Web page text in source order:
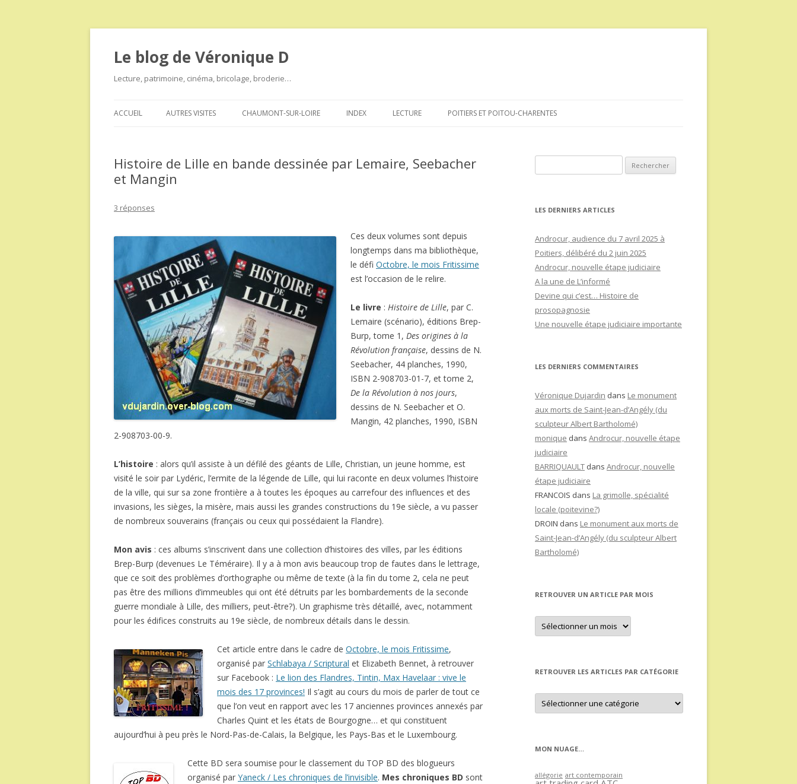
Le blog de Véronique D
Lecture, patrimoine, cinéma, bricolage, broderie…
au
ACCUEIL AUTRES VISITES CHAUMONT-SUR-LOIRE INDEX LECTURE POITIERS ET POITOU-CHARENTES
Histoire de Lille en bande dessinée par Lemaire, Seebacher
et Mangin
3 réponses
Ces deux volumes sont depuis
longtemps dans ma bibliothèque,
le défi Octobre, le mois Fritissime
est l’occasion de le relire.
Le livre : Histoire de Lille, par C.
Lemaire (scénario), éditions Brep-
Burp, tome 1, Des origines à la
Révolution française, dessins de N.
Seebacher, 44 planches, 1990,
ISBN 2-908703-01-7, et tome 2,
De la Révolution à nos jours,
dessins de N. Seebacher et O.
Mangin, 42 planches, 1990, ISBN
2-908703-00-9.
L’histoire : alors qu’il assiste à un défilé des géants de Lille, Christian, un jeune homme, est
visité le soir par Lydéric, l’ermite de la légende de Lille, qui lui raconte en deux volumes l’histoire
de la ville, qui sur sa zone frontière a à toutes les époques au carrefour des influences et des
invasions, les sièges, la misère, mais aussi les grandes constructions du 19e siècle, a vu passer
de nombreux souverains (français ou ceux qui possédaient la Flandre).
Mon avis : ces albums s’inscrivent dans une collection d’histoires des villes, par les éditions
Brep-Burp (devenues Le Téméraire). Il y a à mon avis beaucoup trop de fautes dans le lettrage,
que ce soit des problèmes d’orthographe ou même de texte (à la fin du tome 2, cela ne peut
pas être des millions d’immeubles qui ont été détruits par les bombardements de la seconde
guerre mondiale à Lille, des milliers, peut-être?). Un graphisme très détaillé, avec, notamment
pour les édifices construits au 19e siècle, de nombreux détails dans le dessin.
Cet article entre dans le cadre de Octobre, le mois Fritissime,
organisé par Schlabaya / Scriptural et Elizabeth Bennet, à retrouver
sur Facebook : Le lion des Flandres, Tintin, Max Havelaar : vive le
mois des 17 provinces! Il s’agit au cours du mois de parler de tout ce
que l’on veut en rapport avec les 17 anciennes provinces annexés par
Charles Quint et les états de Bourgogne… et qui constituent
aujourd’hui à peu près le Nord-Pas-de-Calais, la Belgique, les Pays-Bas et le Luxembourg.
Cette BD sera soumise pour le classement du TOP BD des blogueurs
organisé par Yaneck / Les chroniques de l’invisible. Mes chroniques BD sont
LES DERNIERS ARTICLES
Androcur, audience du 7 avril 2025 à
Poitiers, délibéré du 2 juin 2025
Androcur, nouvelle étape judiciaire
A la une de L’informé
Devine qui c’est… Histoire de
prosopagnosie
Une nouvelle étape judiciaire importante
LES DERNIERS COMMENTAIRES
Véronique Dujardin dans Le monument
aux morts de Saint-Jean-d’Angély (du
sculpteur Albert Bartholomé)
monique dans Androcur, nouvelle étape
judiciaire
BARRIQUAULT dans Androcur, nouvelle
étape judiciaire
FRANCOIS dans La grimolle, spécialité
locale (poitevine?)
DROIN dans Le monument aux morts de
Saint-Jean-d’Angély (du sculpteur Albert
Bartholomé)
RETROUVER UN ARTICLE PAR MOIS
Retrouver
un
article
RETROUVER LES ARTICLES PAR CATÉGORIE
Retrouver
les
articles
MON NUAGE…
allégorie art contemporain